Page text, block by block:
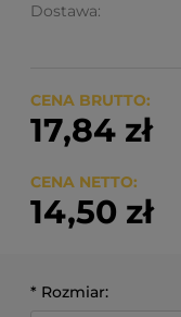
Dostawa:
Cena nie
CENA BRUTTO:
17,84 zł
CENA NETTO:
14,50 zł
* Rozmiar: